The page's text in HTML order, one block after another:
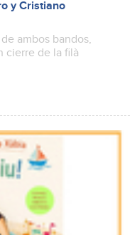
y Cristiano
ambos bandos,
cierre de la filà